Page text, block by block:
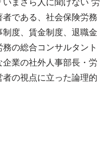
まさら人に聞けない 労
である、社会保険労務
度、賃金制度、退職金
の総合コンサルタント
業の社外人事部長・労
の視点に立った論理的